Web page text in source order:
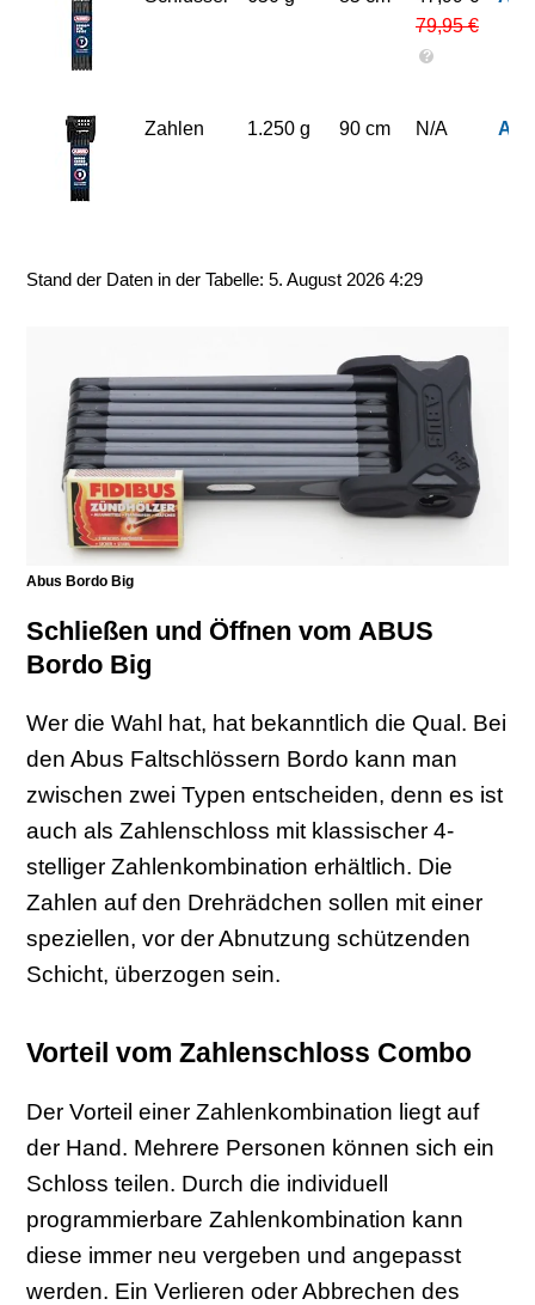
79,95 €
?
Zahlen 1.250 g 90 cm N/A
Stand der Daten in der Tabelle: 5. August 2026 4:29
Abus Bordo Big
Schließen und Öffnen vom ABUS
Bordo Big
Wer die Wahl hat, hat bekanntlich die Qual. Bei
den Abus Faltschlössern Bordo kann man
zwischen zwei Typen entscheiden, denn es ist
auch als Zahlenschloss mit klassischer 4-
stelliger Zahlenkombination erhältlich. Die
Zahlen auf den Drehrädchen sollen mit einer
speziellen, vor der Abnutzung schützenden
Schicht, überzogen sein.
Vorteil vom Zahlenschloss Combo
Der Vorteil einer Zahlenkombination liegt auf
der Hand. Mehrere Personen können sich ein
Schloss teilen. Durch die individuell
programmierbare Zahlenkombination kann
diese immer neu vergeben und angepasst
werden. Ein Verlieren oder Abbrechen des